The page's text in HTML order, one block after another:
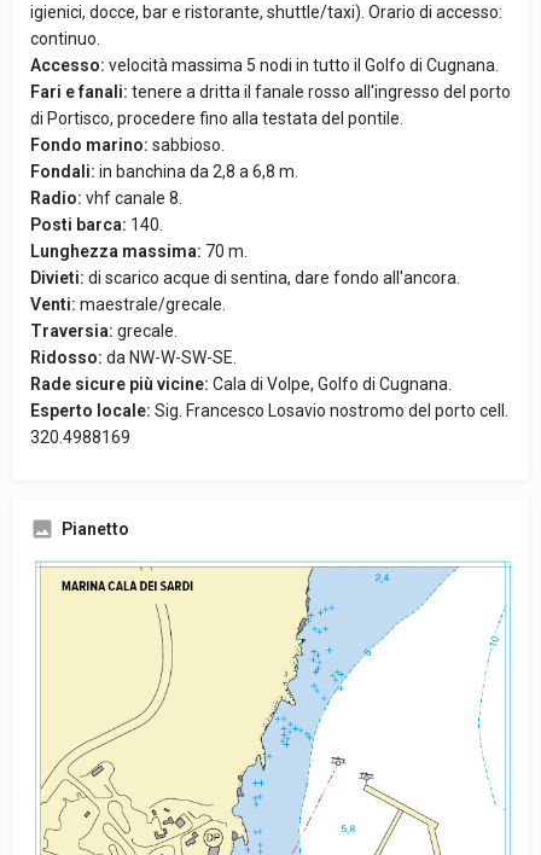
igienici, docce, bar e ristorante, shuttle/taxi). Orario di accesso:
continuo.
Accesso: velocità massima 5 nodi in tutto il Golfo di Cugnana.
Fari e fanali: tenere a dritta il fanale rosso all'ingresso del porto
di Portisco, procedere fino alla testata del pontile.
Fondo marino: sabbioso.
Fondali: in banchina da 2,8 a 6,8 m.
Radio: vhf canale 8.
Posti barca: 140.
Lunghezza massima: 70 m.
Divieti: di scarico acque di sentina, dare fondo all'ancora.
Venti: maestrale/grecale.
Traversia: grecale.
Ridosso: da NW-W-SW-SE.
Rade sicure più vicine: Cala di Volpe, Golfo di Cugnana.
Esperto locale: Sig. Francesco Losavio nostromo del porto cell.
320.4988169
Pianetto